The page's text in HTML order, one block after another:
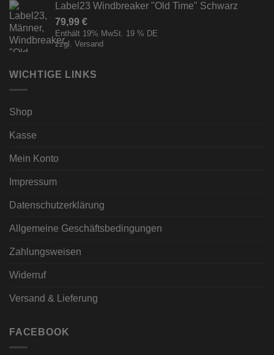
Label23 Windbreaker "Old Time" Schwarz
79,99 €
Enthält 19% MwSt. 19 % DE
zzgl. Versand
WICHTIGE LINKS
Shop
Kasse
Mein Konto
Impressum
Datenschutzerklärung
Allgemeine Geschäftsbedingungen
Zahlungsweisen
Widerruf
Versand & Lieferung
FACEBOOK